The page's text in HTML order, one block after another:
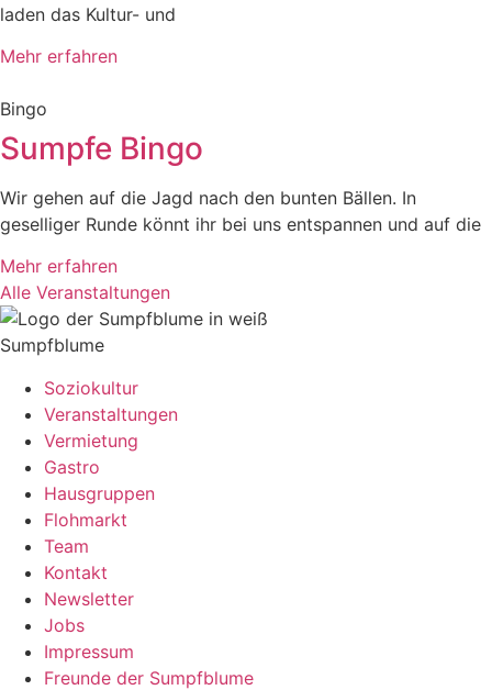
laden das Kultur- und
Mehr erfahren
Bingo
Sumpfe Bingo
Wir gehen auf die Jagd nach den bunten Bällen. In
geselliger Runde könnt ihr bei uns entspannen und auf die
Mehr erfahren
Alle Veranstaltungen
Sumpfblume
Soziokultur
Veranstaltungen
Vermietung
Gastro
Hausgruppen
Flohmarkt
Team
Kontakt
Newsletter
Jobs
Impressum
Freunde der Sumpfblume